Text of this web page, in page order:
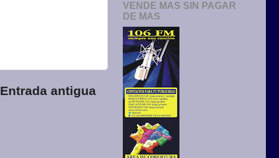
Entrada antigua
VENDE MAS SIN PAGAR
DE MAS